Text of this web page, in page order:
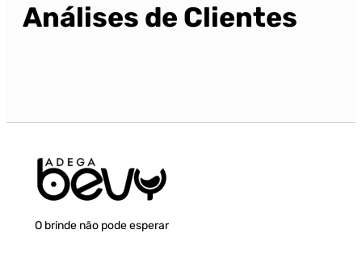
Análises de Clientes
O brinde não pode esperar